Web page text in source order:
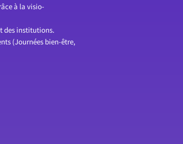
à la visio-
des institutions.
(Journées bien-être,